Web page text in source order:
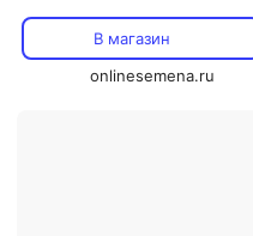
В магазин
onlinesemena.ru